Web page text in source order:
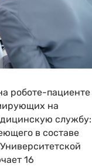
роботе-пациенте
на
службу:
в составе
16